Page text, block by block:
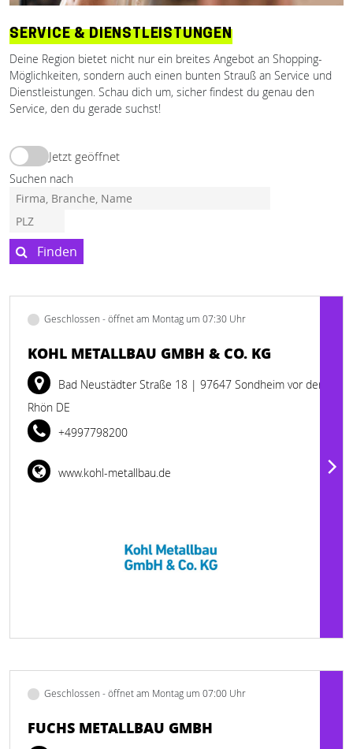
SERVICE & DIENSTLEISTUNGEN
Deine Region bietet nicht nur ein breites Angebot an Shopping-
Möglichkeiten, sondern auch einen bunten Strauß an Service und
Dienstleistungen. Schau dich um, sicher findest du genau den
Service, den du gerade suchst!
Jetzt geöffnet
Suchen nach
Finden
Geschlossen - öffnet am Montag um 07:30 Uhr
KOHL METALLBAU GMBH & CO. KG
Bad Neustädter Straße 18 | 97647 Sondheim vor der
Rhön DE
+4997798200
www.kohl-metallbau.de
Geschlossen - öffnet am Montag um 07:00 Uhr
FUCHS METALLBAU GMBH